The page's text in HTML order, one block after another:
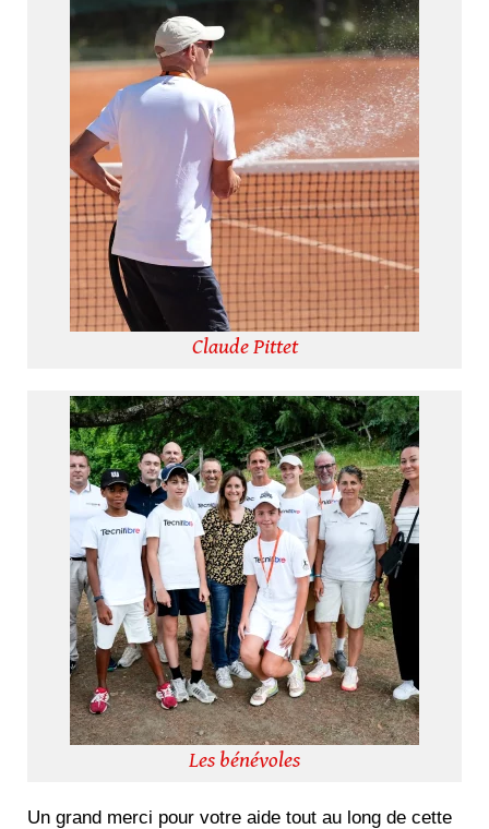
Claude Pittet
Les bénévoles
Un grand merci pour votre aide tout au long de cette